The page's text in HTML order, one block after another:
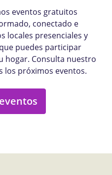
eventos gratuitos
conectado e
locales presenciales y
puedes participar
hogar. Consulta nuestro
los próximos eventos.